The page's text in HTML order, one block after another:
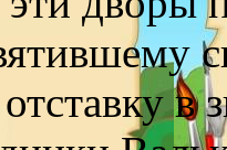
в